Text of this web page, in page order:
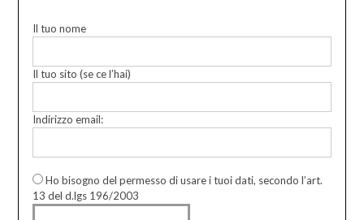
Il tuo nome
Il tuo sito (se ce l’hai)
Indirizzo email:
Ho bisogno del permesso di usare i tuoi dati, secondo l’art.
13 del d.lgs 196/2003